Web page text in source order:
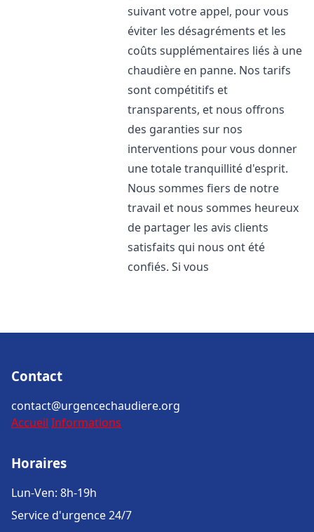
suivant votre appel, pour vous
éviter les désagréments et les
coûts supplémentaires liés à une
chaudière en panne. Nos tarifs
sont compétitifs et
transparents, et nous offrons
des garanties sur nos
interventions pour vous donner
une totale tranquillité d'esprit.
Nous sommes fiers de notre
travail et nous sommes heureux
de partager les avis clients
satisfaits qui nous ont été
confiés. Si vous
Contact
contact@urgencechaudiere.org
Accueil Informations
Horaires
Lun-Ven: 8h-19h
Service d'urgence 24/7